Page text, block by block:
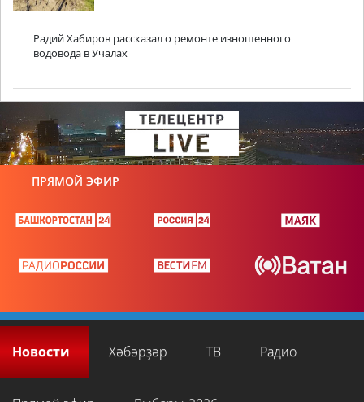
Радий Хабиров рассказал о ремонте изношенного
водовода в Учалах
ПРЯМОЙ ЭФИР
Новости Хәбәрҙәр ТВ Радио